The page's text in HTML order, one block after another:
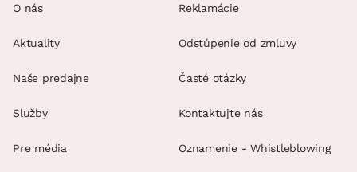
O nás
Aktuality
Naše predajne
Služby
Pre média
Reklamácie
Odstúpenie od zmluvy
Časté otázky
Kontaktujte nás
Oznamenie - Whistleblowing